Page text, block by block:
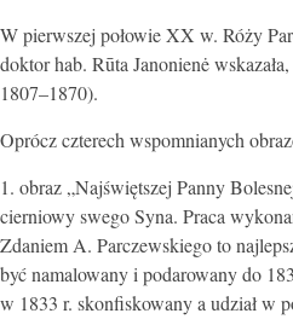
W pierwszej połowie XX w. Róży
doktor hab. Rūta Janonienė
1807–1870).
Oprócz czterech wspomnianych
1. obraz „Najświętszej Panny
cierniowy swego Syna. Praca
Zdaniem A. Parczewskiego to
być namalowany i podarowany do
w 1833 r. skonfiskowany a udział w